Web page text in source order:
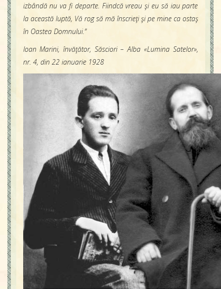
izbândă nu va fi departe. Fiindcă vreau şi eu să iau parte
la această luptă, Vă rog să mă înscrieţi şi pe mine ca ostaş
în Oastea Domnului.”
Ioan Marini, învăţător, Săsciori – Alba «Lumina Satelor»,
nr. 4, din 22 ianuarie 1928